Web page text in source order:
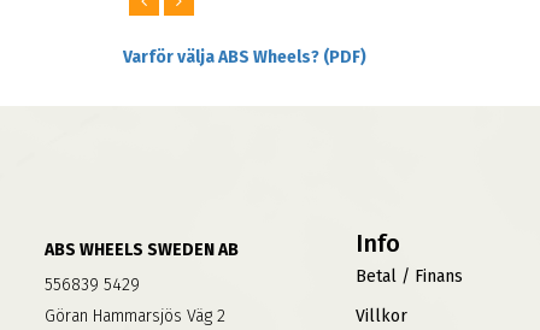
Varför välja ABS Wheels? (PDF)
ABS WHEELS SWEDEN AB
556839 5429
Göran Hammarsjös Väg 2
Info
Betal / Finans
Villkor